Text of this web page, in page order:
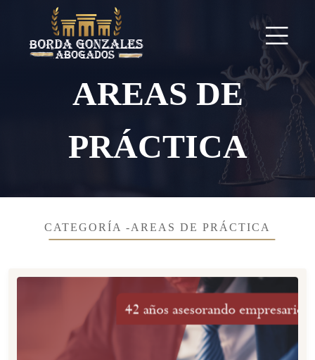
AREAS DE
PRÁCTICA
CATEGORÍA -AREAS DE PRÁCTICA